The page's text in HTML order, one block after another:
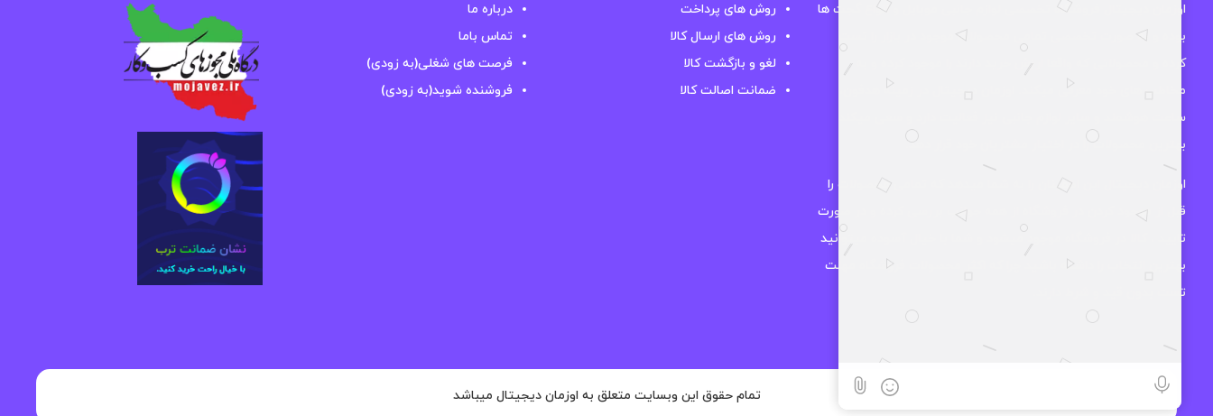
اوزمان دیجیتال فروشگاه تخصصی لوازم جانبی موبایل و انواع گجت ها
بوده و به صورت تخصصی تمامی محصولات موجود در بازار را تست
کرده و محصولاتی که واقعا ارزش خرید دارند را موجود کرده و به
مخاطب های خود معرفی میکند. اوزمان دیجیتال در زمینه هدفون،
ساعت هوشمند و سایر لوازم جانبی نیز فعالیت دارد و سعی میکند
بهترین محصولات را در اختیار مشتریان خود قرار دهد.
اوزمان دیجیتال این اطمینان را به شما میدهد که تمامی محصولات را
قبل از موجود کردن در فروشگاه از همه جوانب بررسی کرده و در صورت
تایید ، کالا در فروشگاه موجود میشود و شما با خیال آسوده میتوانید
بهترین انتخاب را داشته باشید چرا که اکثر محصولات فروشگاه مهلت
تست بدون قید و شرط دارند.
روش های پرداخت
روش های ارسال کالا
لغو و بازگشت کالا
ضمانت اصالت کالا
درباره ما
تماس باما
فرصت های شغلی(به زودی)
فروشنده شوید(به زودی)
تمام حقوق این وبسایت متعلق به اوزمان دیجیتال میباشد